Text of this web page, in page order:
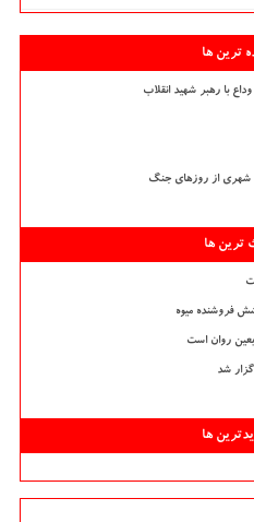
ترین ها
با رهبر شهید انقلاب
شهری از روزهای جنگ
ترین ها
روان است
شد
ها